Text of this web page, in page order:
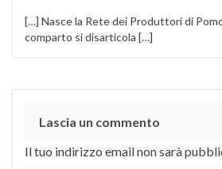
[…] Nasce la Rete dei Produttori di
comparto si disarticola […]
Lascia un commento
Il tuo indirizzo email non sarà